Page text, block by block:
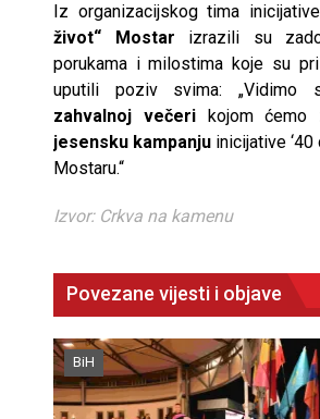
Iz organizacijskog tima inicijative
život“ Mostar izrazili su
porukama i milostima koje su
uputili poziv svima: „Vidimo
zahvalnoj večerikojom ćemo
jesensku kampanju inicijative ‘40
Mostaru.“
Izvor: Crkva na kamenu
Povezane vijesti i objave
BiH